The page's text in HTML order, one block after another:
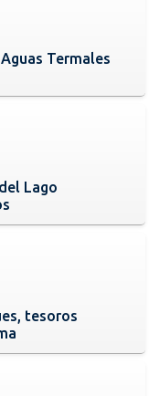
Termales
Lago
tesoros